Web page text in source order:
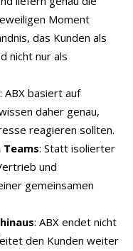
Moment
das Kunden als
nicht nur als
: ABX basiert auf
daher genau,
reagieren sollten.
: Statt isolierter
und
gemeinsamen
: ABX endet nicht
den Kunden weiter